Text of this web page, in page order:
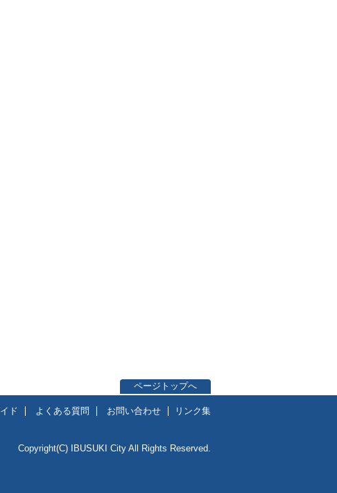
ページトップへ
ド よくある質問 お問い合わせ リンク集
Copyright(C) IBUSUKI City All Rights Reserved.